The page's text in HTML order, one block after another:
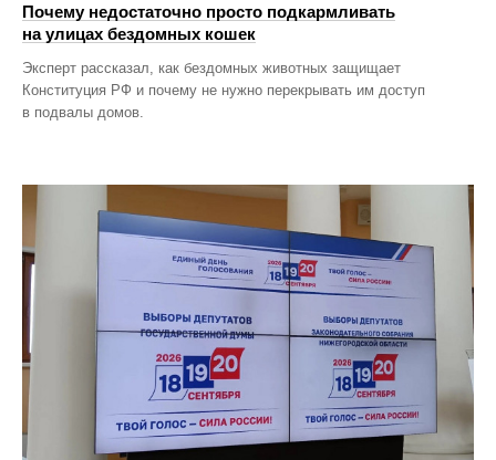
Почему недостаточно просто подкармливать
на улицах бездомных кошек
Эксперт рассказал, как бездомных животных защищает
Конституция РФ и почему не нужно перекрывать им доступ
в подвалы домов.